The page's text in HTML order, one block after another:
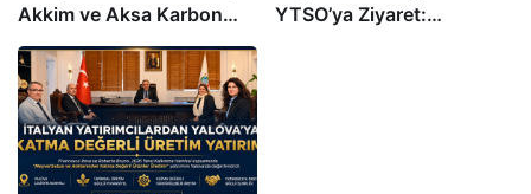
Akkim ve Aksa Karbon
Türkiye’nin En Büyükleri
Arasında
YTSO’ya Ziyaret: